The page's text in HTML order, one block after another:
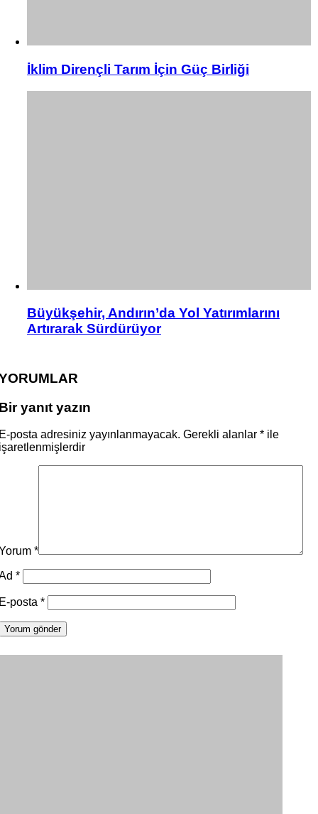
İklim Dirençli Tarım İçin Güç Birliği
Büyükşehir, Andırın’da Yol Yatırımlarını
Artırarak Sürdürüyor
yanıt yazın
posta adresiniz yayınlanmayacak. Gerekli alanlar * ile
*
*
posta *